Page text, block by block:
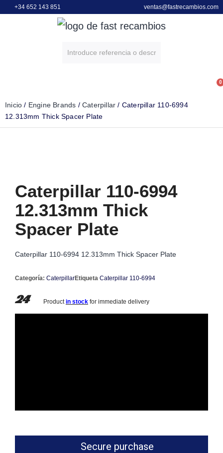
+34 652 143 851 ventas@fastrecambios.com
0
Inicio / Engine Brands /Caterpillar / Caterpillar 110-6994
12.313mm Thick Spacer Plate
Caterpillar 110-6994
12.313mm Thick
Spacer Plate
Caterpillar 110-6994 12.313mm Thick Spacer Plate
Categoría: CaterpillarEtiqueta Caterpillar 110-6994
24 Productin stock for immediate delivery
Secure purchase